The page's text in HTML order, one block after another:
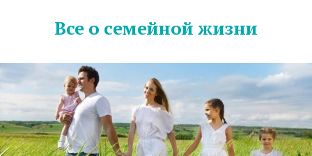
Все о семейной жизни